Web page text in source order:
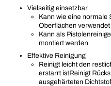
Vielseitig einsetzbar
Kann wie eine normale
Oberflächen verwendet
Kann als
montiert werden
Effektive Reinigung
Reinigt leicht den
erstarrt istReinigt
ausgehärteten